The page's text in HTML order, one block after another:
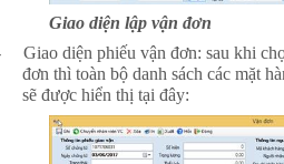
Giao diện lập vận đơn
Giao diện phiếu vận đơn: sau khi
đơn thì toàn bộ danh sách các mặt
sẽ được hiển thị tại đây: